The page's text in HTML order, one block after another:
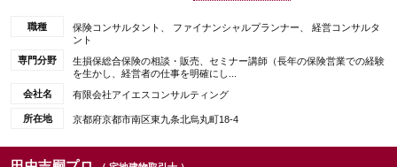
職種
保険コンサルタント、 ファイナンシャルプランナー、 経営コンサルタ
ント
専門分野
生損保総合保険の相談・販売、セミナー講師（長年の保険営業での経験
を生かし、経営者の仕事を明確にし...
会社名
有限会社アイエスコンサルティング
所在地 京都府京都市南区東九条北烏丸町18-4